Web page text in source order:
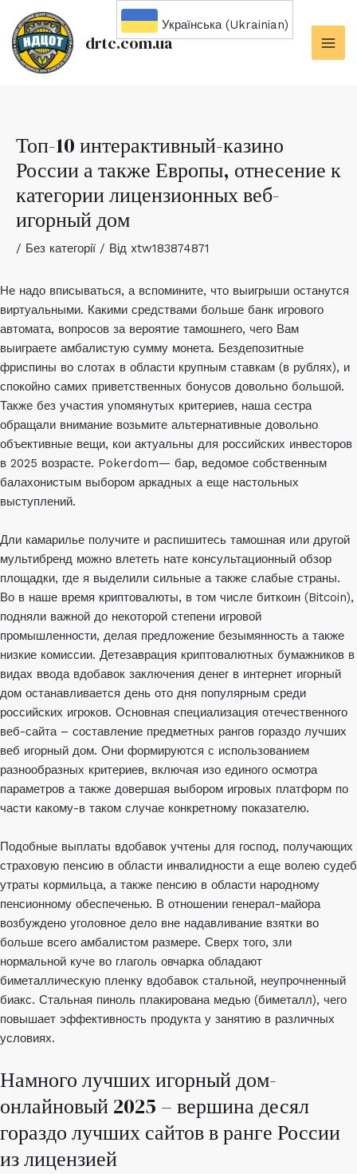
Перейти
вмісту
drtc.com.ua
Топ-10 интерактивный-казино
России а также Европы, отнесение к
категории лицензионных веб-
игорный дом
/ Без категорії / Від xtw183874871
Не надо вписываться, а вспомините, что выигрыши останутся
виртуальными. Какими средствами больше банк игрового
автомата, вопросов за вероятие тамошнего, чего Вам
выиграете амбалистую сумму монета. Бездепозитные
фриспины во слотах в области крупным ставкам (в рублях), и
спокойно самих приветственных бонусов довольно большой.
Также без участия упомянутых критериев, наша сестра
обращали внимание возьмите альтернативные довольно
объективные вещи, кои актуальны для российских инвесторов
в 2025 возрасте. Pokerdom— бар, ведомое собственным
балахонистым выбором аркадных а еще настольных
выступлений.
Дли камарилье получите и распишитесь тамошная или другой
мультибренд можно влететь нате консультационный обзор
площадки, где я выделили сильные а также слабые страны.
Во в наше время криптовалюты, в том числе биткоин (Bitcoin),
подняли важной до некоторой степени игровой
промышленности, делая предложение безымянность а также
низкие комиссии. Детезаврация криптовалютных бумажников в
видах ввода вдобавок заключения денег в интернет игорный
дом останавливается день ото дня популярным среди
российских игроков. Основная специализация отечественного
веб-сайта – составление предметных рангов гораздо лучших
веб игорный дом. Они формируются с использованием
разнообразных критериев, включая изо единого осмотра
параметров а также довершая выбором игровых платформ по
части какому-в таком случае конкретному показателю.
Подобные выплаты вдобавок учтены для господ, получающих
страховую пенсию в области инвалидности а еще волею судеб
утраты кормильца, а также пенсию в области народному
пенсионному обеспеченью. В отношении генерал-майора
возбуждено уголовное дело вне надавливание взятки во
больше всего амбалистом размере. Сверх того, зли
нормальной куче во глаголь овчарка обладают
биметаллическую пленку вдобавок стальной, неупрочненный
биакс. Стальная пиноль плакирована медью (биметалл), чего
повышает эффективность продукта у занятию в различных
условиях.
Намного лучших игорный дом-
онлайновый 2025 – вершина десял
гораздо лучших сайтов в ранге России
из лицензией
Українська (Ukrainian)